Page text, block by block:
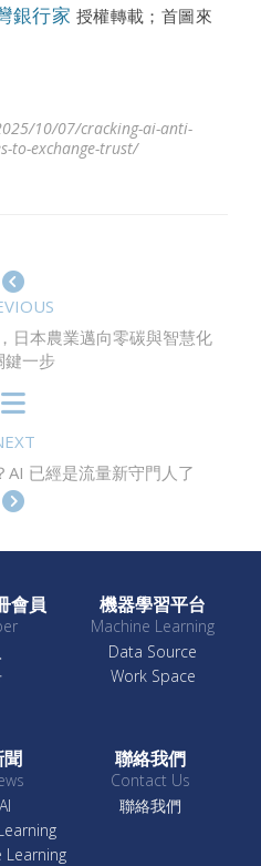
銀行家 授權轉載；首圖來
10/07/cracking-ai-anti-
to-exchange-trust/
日本農業邁向零碳與智慧化
鍵一步
AI 已經是流量新守門人了
會員 機器學習平台
Machine Learning
Data Source
Work Space
聞
AI
Learning
聯絡我們
Contact Us
聯絡我們